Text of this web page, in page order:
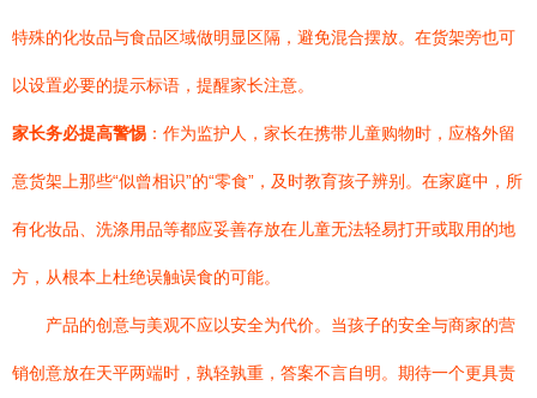
特殊的化妆品与食品区域做明显区隔，避免混合摆放。在货架旁也可
以设置必要的提示标语，提醒家长注意。
家长务必提高警惕 ：作为监护人，家长在携带儿童购物时，应格外留
意货架上那些“似曾相识”的“零食”，及时教育孩子辨别。在家庭中，所
有化妆品、洗涤用品等都应妥善存放在儿童无法轻易打开或取用的地
方，从根本上杜绝误触误食的可能。
产品的创意与美观不应以安全为代价。当孩子的安全与商家的营
销创意放在天平两端时，孰轻孰重，答案不言自明。期待一个更具责